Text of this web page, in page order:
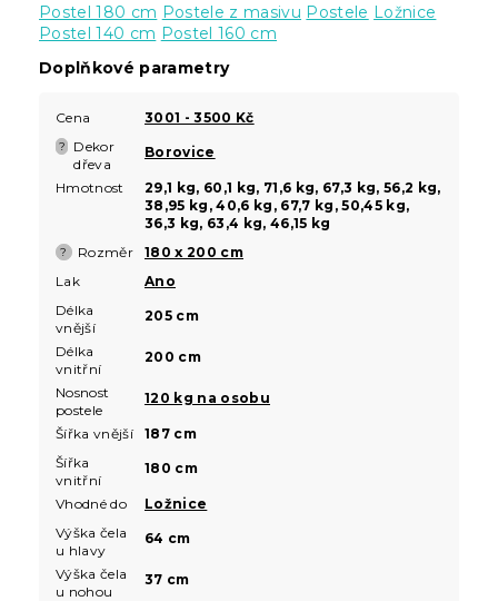
Postel 180 cm Postele z masivu Postele Ložnice
Postel 140 cm Postel 160 cm
Doplňkové parametry
Cena 3001 - 3500 Kč
?
Dekor
dřeva
Borovice
Hmotnost
29,1 kg, 60,1 kg, 71,6 kg, 67,3 kg, 56,2 kg,
38,95 kg, 40,6 kg, 67,7 kg, 50,45 kg,
36,3 kg, 63,4 kg, 46,15 kg
? Rozměr
180 x 200 cm
Lak
Ano
Délka
vnější
205 cm
Délka
vnitřní
200 cm
Nosnost
postele
120 kg na osobu
Šířka vnější
187 cm
Šířka
vnitřní
180 cm
Vhodné do
Ložnice
Výška čela
u hlavy
64 cm
Výška čela
u nohou
37 cm